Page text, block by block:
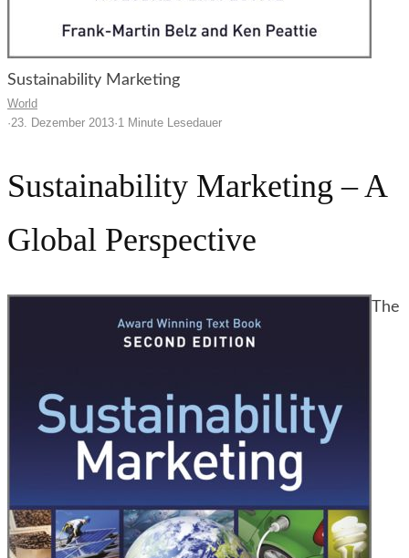
Sustainability Marketing
World
·23. Dezember 2013·1 Minute Lesedauer
Sustainability Marketing – A
Global Perspective
The